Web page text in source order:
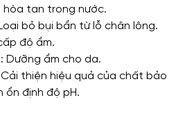
hòa tan trong nước.
bỏ bụi bẩn từ lỗ chân lông.
độ ẩm.
Dưỡng ẩm cho da.
Cải thiện hiệu quả của chất bảo
ổn định độ pH.